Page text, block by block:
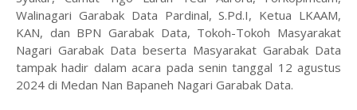
Walinagari Garabak Data Pardinal, S.Pd.I, Ketua LKAAM,
KAN, dan BPN Garabak Data, Tokoh-Tokoh Masyarakat
Nagari Garabak Data beserta Masyarakat Garabak Data
tampak hadir dalam acara pada senin tanggal 12 agustus
2024 di Medan Nan Bapaneh Nagari Garabak Data.